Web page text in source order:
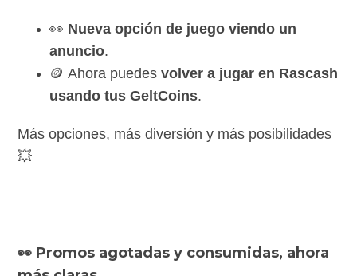
👀 Nueva opción de juego viendo un
anuncio.
🪙 Ahora puedesvolver a jugar en Rascash
usando tus GeltCoins.
Más opciones, más diversión y más posibilidades
💥
👀 Promos agotadas y consumidas, ahora